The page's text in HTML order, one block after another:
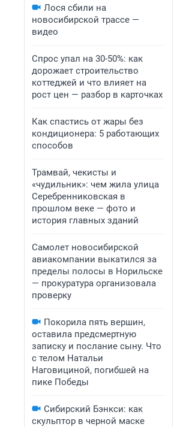
Лося сбили на
новосибирской трассе —
видео
Спрос упал на 30-50%: как
дорожает строительство
коттеджей и что влияет на
рост цен — разбор в карточках
Как спастись от жары без
кондиционера: 5 работающих
способов
Трамвай, чекисты и
«чудильник»: чем жила улица
Серебренниковская в
прошлом веке — фото и
история главных зданий
Самолет новосибирской
авиакомпании выкатился за
пределы полосы в Норильске
— прокуратура организовала
проверку
Покорила пять вершин,
оставила предсмертную
записку и послание сыну. Что
с телом Натальи
Наговициной, погибшей на
пике Победы
Сибирский Бэнкси: как
скульптор в черной маске